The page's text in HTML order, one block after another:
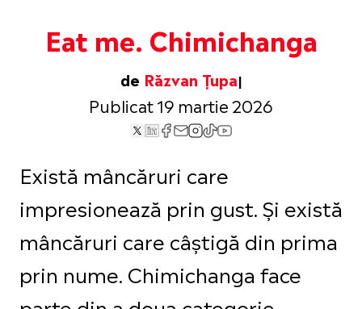
Eat me. Chimichanga
de Răzvan Țupa
Publicat 19 martie 2026
Există mâncăruri care
impresionează prin gust. Și există
mâncăruri care câștigă din prima
prin nume. Chimichanga face